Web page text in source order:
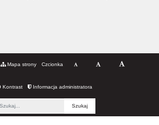
Mapa strony Czcionka
Kontrast Informacja administratora